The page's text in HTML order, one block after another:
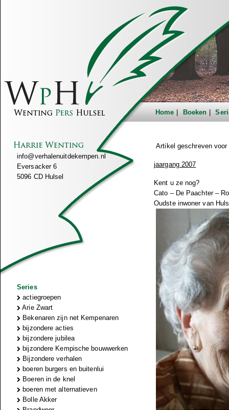
Home Boeken
info@verhalenuitdekempen.nl
Eversacker 6
5096 CD Hulsel
Series
actiegroepen
Arie Zwart
Bekenaren zijn net Kempenaren
bijzondere acties
bijzondere jubilea
bijzondere Kempische bouwwerken
Bijzondere verhalen
boeren burgers en buitenlui
Boeren in de knel
boeren met alternatieven
Bolle Akker
Artikel geschreven
jaargang 2007
Kent u ze nog?
Cato – De Paachter –
Oudste inwoner van